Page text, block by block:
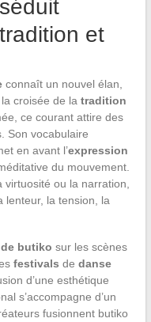
et
connaît un nouvel élan,
la croisée de la tradition
ce courant attire des
Son vocabulaire
en avant l’expression
du mouvement.
virtuosité ou la narration,
lenteur, la tension, la
butiko sur les scènes
festivals de danse
d’une esthétique
s’accompagne d’un
fusionnent butiko